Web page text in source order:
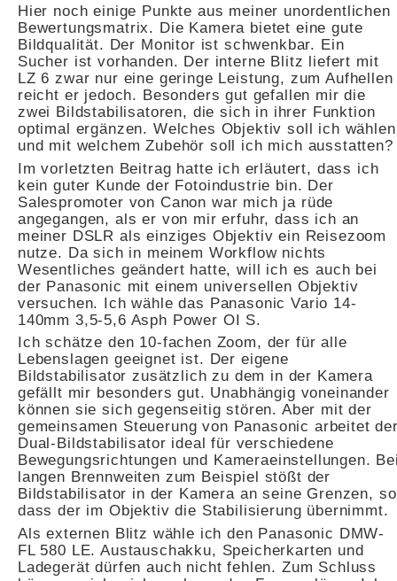
Hier noch einige Punkte aus meiner unordentlichen
Bewertungsmatrix. Die Kamera bietet eine gute
Bildqualität. Der Monitor ist schwenkbar. Ein
Sucher ist vorhanden. Der interne Blitz liefert mit
LZ 6 zwar nur eine geringe Leistung, zum Aufhellen
reicht er jedoch. Besonders gut gefallen mir die
zwei Bildstabilisatoren, die sich in ihrer Funktion
optimal ergänzen. Welches Objektiv soll ich wählen
und mit welchem Zubehör soll ich mich ausstatten?
Im vorletzten Beitrag hatte ich erläutert, dass ich
kein guter Kunde der Fotoindustrie bin. Der
Salespromoter von Canon war mich ja rüde
angegangen, als er von mir erfuhr, dass ich an
meiner DSLR als einziges Objektiv ein Reisezoom
nutze. Da sich in meinem Workflow nichts
Wesentliches geändert hatte, will ich es auch bei
der Panasonic mit einem universellen Objektiv
versuchen. Ich wähle das Panasonic Vario 14-
140mm 3,5-5,6 Asph Power OI S.
Ich schätze den 10-fachen Zoom, der für alle
Lebenslagen geeignet ist. Der eigene
Bildstabilisator zusätzlich zu dem in der Kamera
gefällt mir besonders gut. Unabhängig voneinander
können sie sich gegenseitig stören. Aber mit der
gemeinsamen Steuerung von Panasonic arbeitet
Dual-Bildstabilisator ideal für verschiedene
Bewegungsrichtungen und Kameraeinstellungen.
langen Brennweiten zum Beispiel stößt der
Bildstabilisator in der Kamera an seine Grenzen, so
dass der im Objektiv die Stabilisierung übernimmt.
Als externen Blitz wähle ich den Panasonic DMW-
FL 580 LE. Austauschakku, Speicherkarten und
Ladegerät dürfen auch nicht fehlen. Zum Schluss